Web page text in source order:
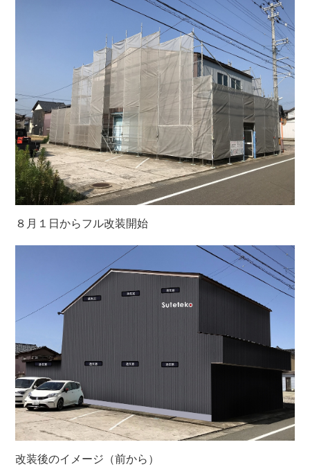
８月１日からフル改装開始
改装後のイメージ（前から）